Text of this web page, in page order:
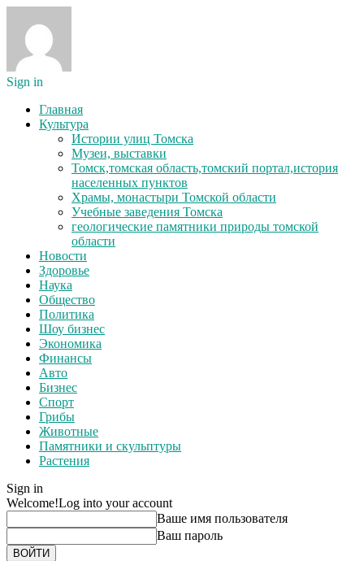
Sign in
Главная
Культура
Истории улиц Томска
Музеи, выставки
Томск,томская область,томский портал,история
населенных пунктов
Храмы, монастыри Томской области
Учебные заведения Томска
геологические памятники природы томской
области
Новости
Здоровье
Наука
Общество
Политика
Шоу бизнес
Экономика
Финансы
Авто
Бизнес
Спорт
Грибы
Животные
Памятники и скульптуры
Растения
Sign in
Welcome!Log into your account
Ваше имя пользователя
Ваш пароль